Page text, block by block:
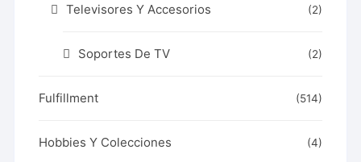
Televisores Y Accesorios (2)
Soportes De TV (2)
Fulfillment (514)
Hobbies Y Colecciones (4)